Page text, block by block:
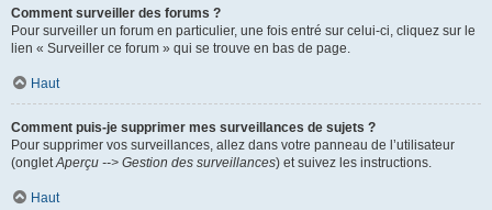
Comment surveiller des forums ?
Pour surveiller un forum en particulier, une fois entré sur celui-ci, cliquez sur le
lien « Surveiller ce forum » qui se trouve en bas de page.
Haut
Comment puis-je supprimer mes surveillances de sujets ?
Pour supprimer vos surveillances, allez dans votre panneau de l’utilisateur
(ongletAperçu --> Gestion des surveillances) et suivez les instructions.
Haut